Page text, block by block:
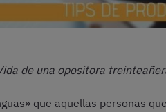
de una opositora
que aquellas personas